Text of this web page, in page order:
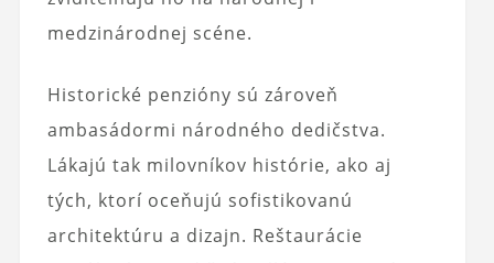
medzinárodnej scéne.
Historické penzióny sú zároveň
ambasádormi národného dedičstva.
Lákajú tak milovníkov histórie, ako aj
tých, ktorí oceňujú sofistikovanú
architektúru a dizajn. Reštaurácie